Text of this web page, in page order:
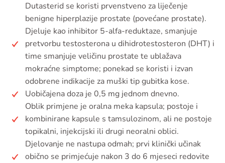
Dutasterid se koristi prvenstveno za liječenje
benigne hiperplazije prostate (povećane prostate).
Djeluje kao inhibitor 5-alfa-reduktaze, smanjuje
pretvorbu testosterona u dihidrotestosteron (DHT) i
time smanjuje veličinu prostate te ublažava
mokraćne simptome; ponekad se koristi i izvan
odobrene indikacije za muški tip gubitka kose.
Uobičajena doza je 0,5 mg jednom dnevno.
Oblik primjene je oralna meka kapsula; postoje i
kombinirane kapsule s tamsulozinom, ali ne postoje
topikalni, injekcijski ili drugi neoralni oblici.
Djelovanje ne nastupa odmah; prvi klinički učinak
obično se primjećuje nakon 3 do 6 mjeseci redovite